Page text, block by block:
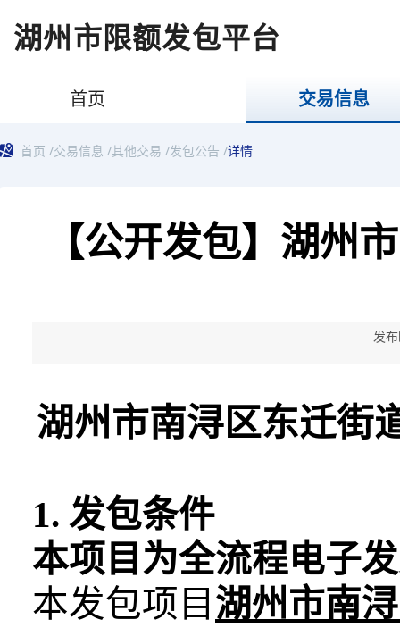
湖州市限额发包平台
首页 交易信息
首页 /交易信息 /其他交易 /发包公告 /详情
【公开发包】湖州
发
湖州市南浔区东迁街
1. 发包条件
本项目为全流程电子
本发包项目 湖州市南